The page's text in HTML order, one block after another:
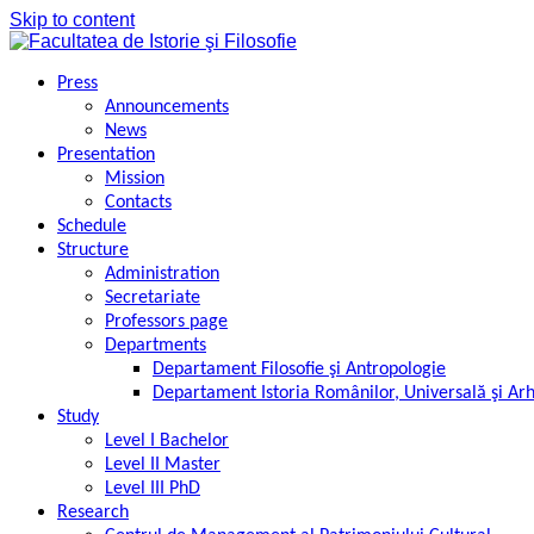
Skip to content
Press
Announcements
News
Presentation
Mission
Contacts
Schedule
Structure
Administration
Secretariate
Professors page
Departments
Departament Filosofie şi Antropologie
Departament Istoria Românilor, Universală şi
Study
Level I Bachelor
Level II Master
Level III PhD
Research